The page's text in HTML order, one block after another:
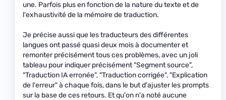
une. Parfois plus en fonction de la nature du texte et de
l'exhaustivité de la mémoire de traduction.
Je précise aussi que les traducteurs des différentes
langues ont passé quasi deux mois à documenter et
remonter précisément tous ces problèmes, avec un joli
tableau pour indiquer précisément "Segment source",
"Traduction IA erronée", "Traduction corrigée", "Explication
de l'erreur" à chaque fois, dans le but d'ajuster les prompts
sur la base de ces retours. Et qu'on n'a noté aucune